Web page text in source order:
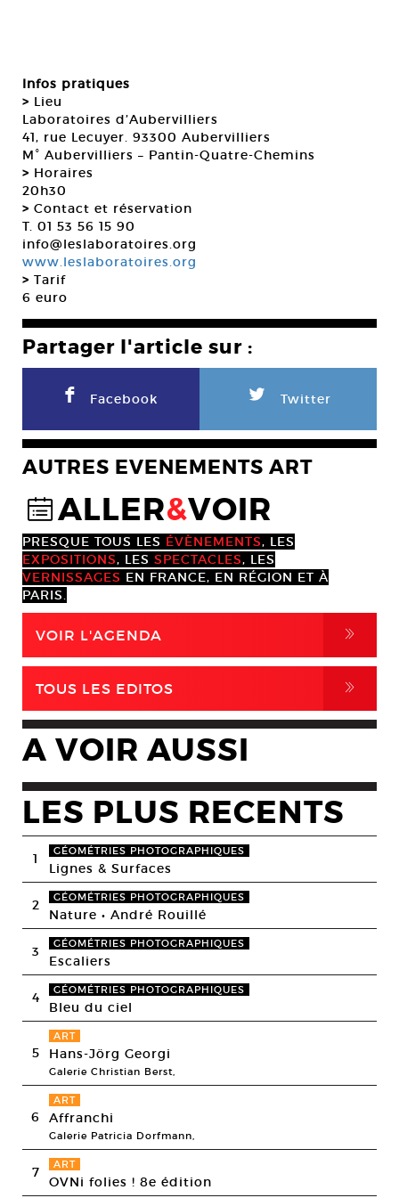
Infos pratiques
> Lieu
Laboratoires d’Aubervilliers
41, rue Lecuyer. 93300 Aubervilliers
M° Aubervilliers – Pantin-Quatre-Chemins
> Horaires
20h30
> Contact et réservation
T. 01 53 56 15 90
info@leslaboratoires.org
www.leslaboratoires.org
> Tarif
6 euro
Partager l'article sur :
F Facebook L Twitter
AUTRES EVENEMENTS ART
@ALLER&VOIR
PRESQUE TOUS LES ÉVÈNEMENTS, LES
EXPOSITIONS, LES SPECTACLES, LES
VERNISSAGES EN FRANCE, EN RÉGION ET À
PARIS.
VOIR L'AGENDA ,
TOUS LES EDITOS ,
A VOIR AUSSI
LES PLUS RECENTS
1 GÉOMÉTRIES PHOTOGRAPHIQUES
Lignes & Surfaces
2 GÉOMÉTRIES PHOTOGRAPHIQUES
Nature • André Rouillé
3 GÉOMÉTRIES PHOTOGRAPHIQUES
Escaliers
4 GÉOMÉTRIES PHOTOGRAPHIQUES
Bleu du ciel
5
ART
Hans-Jörg Georgi
Galerie Christian Berst,
6
ART
Affranchi
Galerie Patricia Dorfmann,
7 ART
OVNi folies ! 8e édition